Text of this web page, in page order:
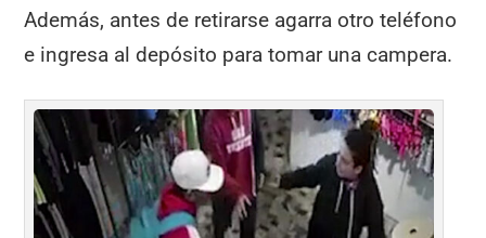
Además, antes de retirarse agarra otro teléfono
e ingresa al depósito para tomar una campera.